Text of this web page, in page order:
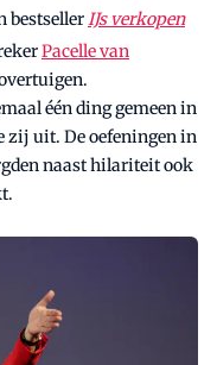
bestsellerIJs verkopen
Pacelle van
één ding gemeen in
zij uit. De oefeningen in
naast hilariteit ook